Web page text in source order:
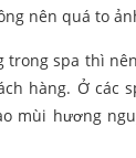
nên quá to
trong spa thì
hàng. Ở các
mùi hương